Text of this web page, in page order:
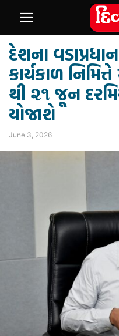
દેશના
કાર્યકાળ
થી ૨૧ જૂન
યોજાશે
June 3, 2026